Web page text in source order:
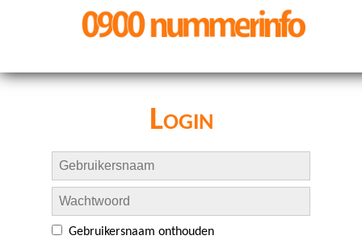
Login
Gebruikersnaam onthouden